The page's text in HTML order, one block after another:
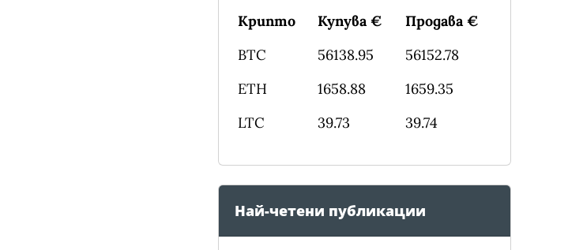
Крипто Купува €
Продава €
BTC
56138.95
56152.78
ETH
1658.88
1659.35
LTC
39.73 39.74
Най-четени публикации